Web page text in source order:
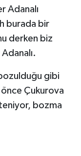
Adanalı
burada bir
derken biz
gibi
Çukurova
bozma